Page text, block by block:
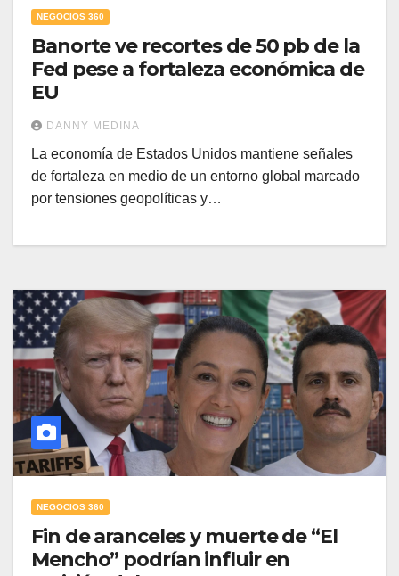
NEGOCIOS 360
Banorte ve recortes de 50 pb de la
Fed pese a fortaleza económica de
EU
DANNY MEDINA
La economía de Estados Unidos mantiene señales
de fortaleza en medio de un entorno global marcado
por tensiones geopolíticas y…
NEGOCIOS 360
Fin de aranceles y muerte de “El
Mencho” podrían influir en